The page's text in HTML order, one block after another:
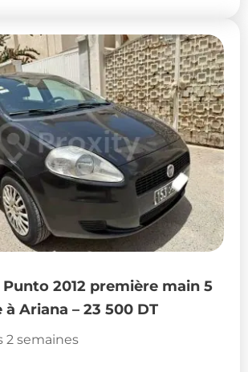
Punto 2012 première main 5
à Ariana – 23 500 DT
2 semaines